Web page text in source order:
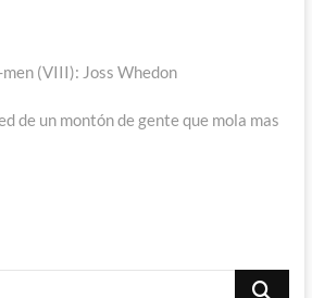
(VIII): Joss Whedon
de un montón de gente que mola mas
Buscar